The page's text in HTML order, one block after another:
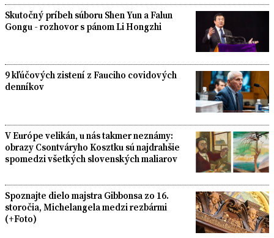
Skutočný príbeh súboru Shen Yun a Falun
Gongu - rozhovor s pánom Li Hongzhi
9 kľúčových zistení z Fauciho covidových
denníkov
V Európe velikán, u nás takmer neznámy:
obrazy Csontváryho Kosztku sú najdrahšie
spomedzi všetkých slovenských maliarov
Spoznajte dielo majstra Gibbonsa zo 16.
storočia, Michelangela medzi rezbármi
(+Foto)